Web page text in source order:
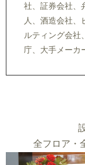
社、証券会社、
人、酒造会社、
ルティング会社
庁、大手メーカ
全フロア・